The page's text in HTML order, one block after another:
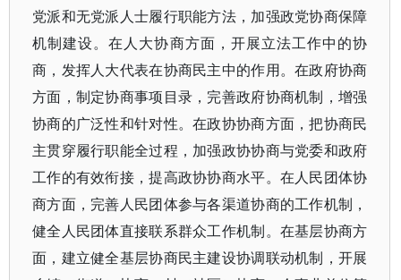
党派和无党派人士履行职能方法，加强政党协商保障
机制建设。在人大协商方面，开展立法工作中的协
商，发挥人大代表在协商民主中的作用。在政府协商
方面，制定协商事项目录，完善政府协商机制，增强
协商的广泛性和针对性。在政协协商方面，把协商民
主贯穿履行职能全过程，加强政协协商与党委和政府
工作的有效衔接，提高政协协商水平。在人民团体协
商方面，完善人民团体参与各渠道协商的工作机制，
健全人民团体直接联系群众工作机制。在基层协商方
面，建立健全基层协商民主建设协调联动机制，开展